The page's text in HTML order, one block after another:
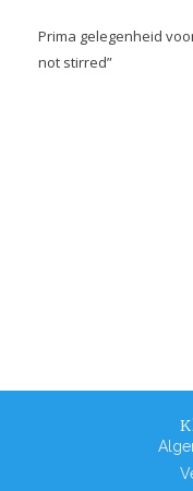
Prima gelegenheid
not stirred”